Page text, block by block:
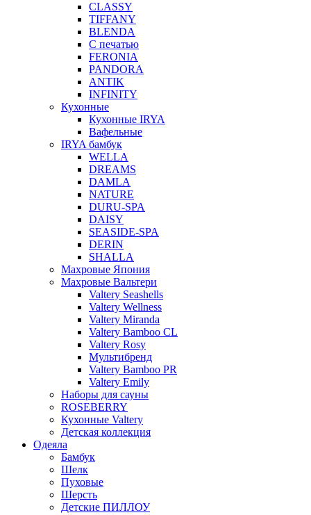
CLASSY
TIFFANY
BLENDA
С печатью
FERONIA
PANDORA
ANTIK
INFINITY
Кухонные
Кухонные IRYA
Вафельные
IRYA бамбук
WELLA
DREAMS
DAMLA
NATURE
DURU-SPA
DAISY
SEASIDE-SPA
DERIN
SHALLA
Махровые Япония
Махровые Вальтери
Valtery Seashells
Valtery Wellness
Valtery Miranda
Valtery Bamboo CL
Valtery Rosy
Мультибренд
Valtery Bamboo PR
Valtery Emily
Наборы для сауны
ROSEBERRY
Кухонные Valtery
Детская коллекция
Одеяла
Бамбук
Шелк
Пуховые
Шерсть
Детские ПИЛЛОУ